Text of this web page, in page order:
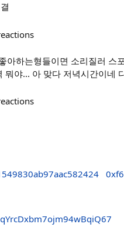
아하는형들이면 소리질러
뭐야... 아 맞다 저녁시간이네